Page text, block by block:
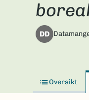
DD
Oversikt